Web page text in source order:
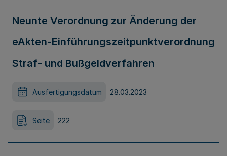
Neunte Verordnung zur Änderung der
eAkten-Einführungszeitpunktverordnung
Straf- und Bußgeldverfahren
Ausfertigungsdatum 28.03.2023
Seite 222